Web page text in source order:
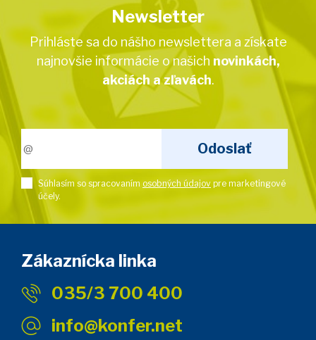
Newsletter
Prihláste sa do nášho newslettera a získate
najnovšie informácie o našich novinkách,
akciách a zľavách.
Súhlasím so spracovaním osobných údajov pre marketingové
účely.
Zákaznícka linka
035/3 700 400
info@konfer.net